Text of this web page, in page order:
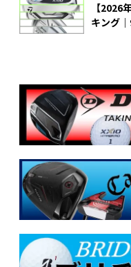
【2026
キング